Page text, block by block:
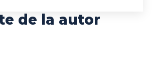
de la autor